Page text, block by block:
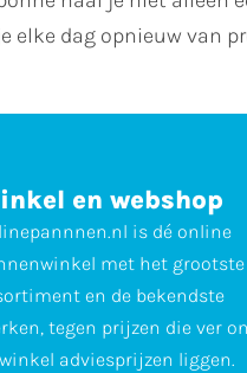
elke dag opnieuw van
en webshop
is dé online
met het grootste
en de bekendste
tegen prijzen die ver
adviesprijzen liggen.